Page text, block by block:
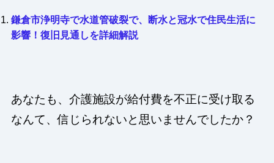
鎌倉市浄明寺で水道管破裂で、断水と冠水で住民生活に
影響！復旧見通しを詳細解説
あなたも、介護施設が給付費を不正に受け取る
なんて、信じられないと思いませんでしたか？